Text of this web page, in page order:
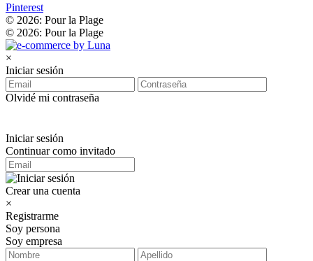
Pinterest
© 2026: Pour la Plage
© 2026: Pour la Plage
×
Iniciar sesión
Olvidé mi contraseña
Iniciar sesión
Continuar como invitado
Crear una cuenta
×
Registrarme
Soy persona
Soy empresa